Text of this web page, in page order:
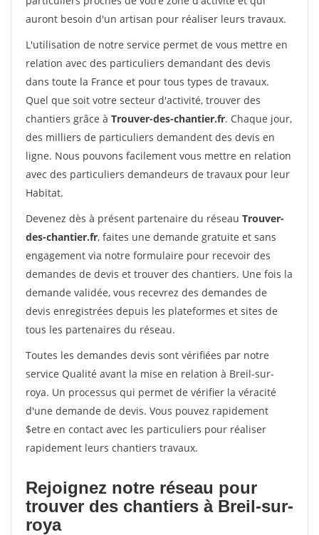
auront besoin d'un artisan pour réaliser leurs travaux.
L'utilisation de notre service permet de vous mettre en
relation avec des particuliers demandant des devis
dans toute la France et pour tous types de travaux.
Quel que soit votre secteur d'activité, trouver des
chantiers grâce à Trouver-des-chantier.fr. Chaque jour,
des milliers de particuliers demandent des devis en
ligne. Nous pouvons facilement vous mettre en relation
avec des particuliers demandeurs de travaux pour leur
Habitat.
Devenez dès à présent partenaire du réseau Trouver-
des-chantier.fr, faites une demande gratuite et sans
engagement via notre formulaire pour recevoir des
demandes de devis et trouver des chantiers. Une fois la
demande validée, vous recevrez des demandes de
devis enregistrées depuis les plateformes et sites de
tous les partenaires du réseau.
Toutes les demandes devis sont vérifiées par notre
service Qualité avant la mise en relation à Breil-sur-
roya. Un processus qui permet de vérifier la véracité
d'une demande de devis. Vous pouvez rapidement
$etre en contact avec les particuliers pour réaliser
rapidement leurs chantiers travaux.
Rejoignez notre réseau pour
trouver des chantiers à Breil-sur-
roya